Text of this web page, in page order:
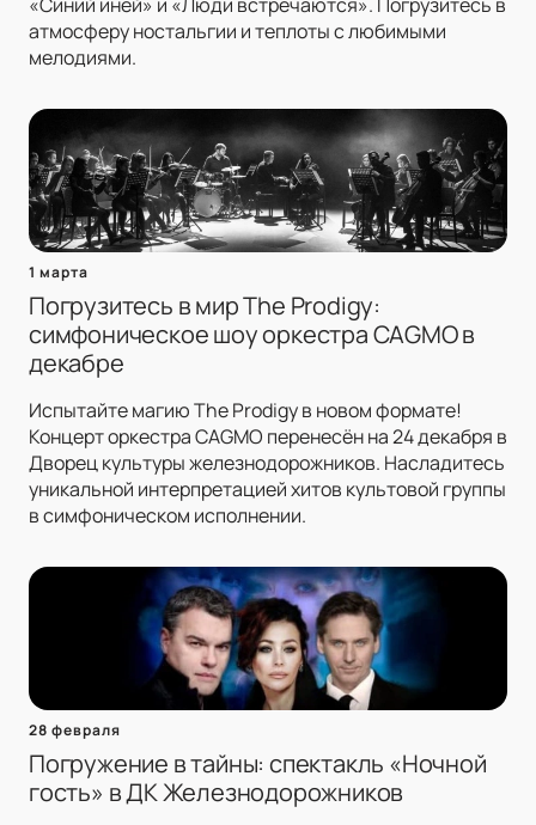
«Синий иней» и «Люди встречаются». Погрузитесь в
атмосферу ностальгии и теплоты с любимыми
мелодиями.
1 марта
Погрузитесь в мир The Prodigy:
симфоническое шоу оркестра CAGMO в
декабре
Испытайте магию The Prodigy в новом формате!
Концерт оркестра CAGMO перенесён на 24 декабря в
Дворец культуры железнодорожников. Насладитесь
уникальной интерпретацией хитов культовой группы
в симфоническом исполнении.
28 февраля
Погружение в тайны: спектакль «Ночной
гость» в ДК Железнодорожников